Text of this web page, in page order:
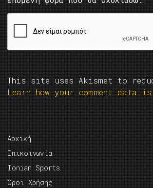
This site uses Akismet to
Learn how your comment data
Αρχική
Επικοινωνία
Ionian Sports
Όροι Χρήσης